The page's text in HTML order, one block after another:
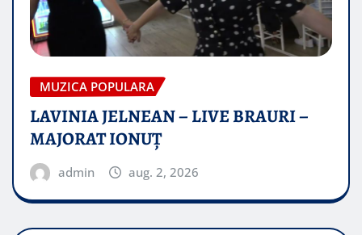
MUZICA POPULARA
LAVINIA JELNEAN – LIVE BRAURI –
MAJORAT IONUŢ
admin aug. 2, 2026